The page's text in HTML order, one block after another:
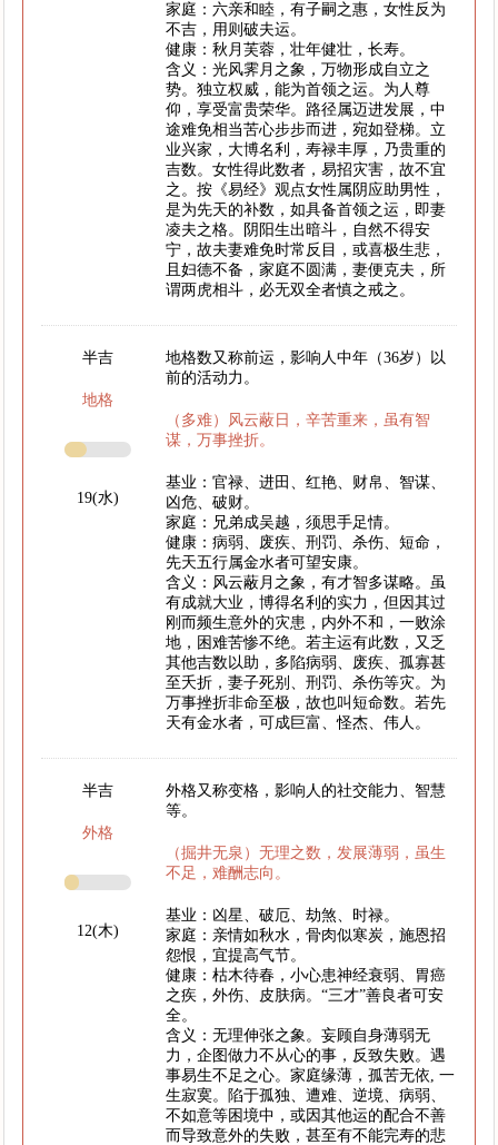
家庭：六亲和睦，有子嗣之惠，女性反为
不吉，用则破夫运。
健康：秋月芙蓉，壮年健壮，长寿。
含义：光风霁月之象，万物形成自立之
势。独立权威，能为首领之运。为人尊
仰，享受富贵荣华。路径属迈进发展，中
途难免相当苦心步步而进，宛如登梯。立
业兴家，大博名利，寿禄丰厚，乃贵重的
吉数。女性得此数者，易招灾害，故不宜
之。按《易经》观点女性属阴应助男性，
是为先天的补数，如具备首领之运，即妻
凌夫之格。阴阳生出暗斗，自然不得安
宁，故夫妻难免时常反目，或喜极生悲，
且妇德不备，家庭不圆满，妻便克夫，所
谓两虎相斗，必无双全者慎之戒之。
半吉
地格
19(水)
地格数又称前运，影响人中年（36岁）以
前的活动力。
（多难）风云蔽日，辛苦重来，虽有智
谋，万事挫折。
基业：官禄、进田、红艳、财帛、智谋、
凶危、破财。
家庭：兄弟成吴越，须思手足情。
健康：病弱、废疾、刑罚、杀伤、短命，
先天五行属金水者可望安康。
含义：风云蔽月之象，有才智多谋略。虽
有成就大业，博得名利的实力，但因其过
刚而频生意外的灾患，内外不和，一败涂
地，困难苦惨不绝。若主运有此数，又乏
其他吉数以助，多陷病弱、废疾、孤寡甚
至夭折，妻子死别、刑罚、杀伤等灾。为
万事挫折非命至极，故也叫短命数。若先
天有金水者，可成巨富、怪杰、伟人。
半吉
外格
12(木)
外格又称变格，影响人的社交能力、智慧
等。
（掘井无泉）无理之数，发展薄弱，虽生
不足，难酬志向。
基业：凶星、破厄、劫煞、时禄。
家庭：亲情如秋水，骨肉似寒炭，施恩招
怨恨，宜提高气节。
健康：枯木待春，小心患神经衰弱、胃癌
之疾，外伤、皮肤病。“三才”善良者可安
全。
含义：无理伸张之象。妄顾自身薄弱无
力，企图做力不从心的事，反致失败。遇
事易生不足之心。家庭缘薄，孤苦无依, 一
生寂寞。陷于孤独、遭难、逆境、病弱、
不如意等困境中，或因其他运的配合不善
而导致意外的失败，甚至有不能完寿的悲